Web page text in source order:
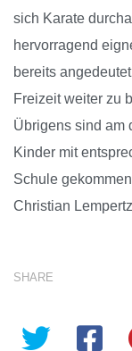
sich Karate
hervorragend
bereits
Freizeit weiter zu
Übrigens sind am
Kinder mit
Schule
Christian Lempertz
SHARE